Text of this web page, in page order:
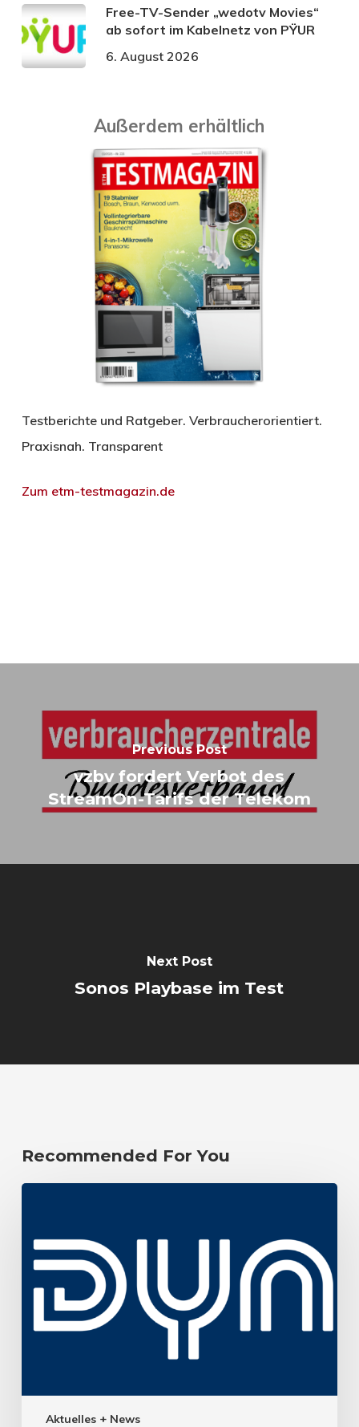
Free-TV-Sender „wedotv Movies“
ab sofort im Kabelnetz von PŸUR
6. August 2026
Außerdem erhältlich
Testberichte und Ratgeber. Verbraucherorientiert.
Praxisnah. Transparent
Zum etm-testmagazin.de
Previous Post
vzbv fordert Verbot des
StreamOn-Tarifs der Telekom
Next Post
Sonos Playbase im Test
Recommended For You
Aktuelles + News